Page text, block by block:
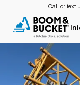
Call or text